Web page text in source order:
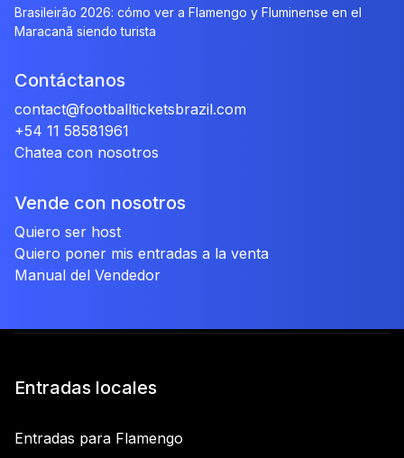
Brasileirão 2026: cómo ver a Flamengo y Fluminense en el
Maracanã siendo turista
Contáctanos
contact@footballticketsbrazil.com
+54 11 58581961
Chatea con nosotros
Vende con nosotros
Quiero ser host
Quiero poner mis entradas a la venta
Manual del Vendedor
Entradas locales
Entradas para Flamengo